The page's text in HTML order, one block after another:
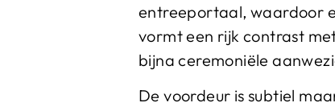
entreeportaal, waardoor
vormt een rijk contrast
bijna ceremoniële
De voordeur is subtiel